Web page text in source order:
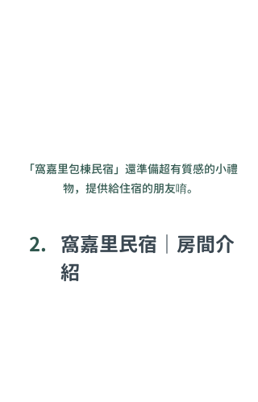
「窩嘉里包棟民宿」還準備超有質感的小禮
物，提供給住宿的朋友唷。
窩嘉里民宿｜房間介
紹